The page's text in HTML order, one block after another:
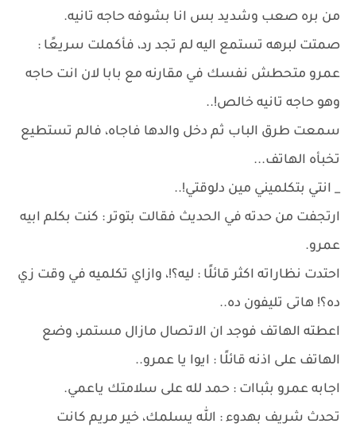
من بره صعب وشديد بس انا بشوفه حاجه تانيه.
صمتت لبرهه تستمع اليه لم تجد رد، فأكملت سريعًا :
عمرو متحطش نفسك في مقارنه مع بابا لان انت حاجه
وهو حاجه تانيه خالص!..
سمعت طرق الباب ثم دخل والدها فاجاه، فالم تستطيع
تخبأه الهاتف...
_ انتي بتكلميني مين دلوقتي!..
ارتجفت من حدته في الحديث فقالت بتوتر : كنت بكلم ابيه
عمرو.
احتدت نظاراته اكثر قائلًا : ليه؟!، وازاي تكلميه في وقت زي
ده؟! هاتى تليفون ده..
اعطته الهاتف فوجد ان الاتصال مازال مستمر، وضع
الهاتف على اذنه قائلًا : ايوا يا عمرو..
اجابه عمرو بثباات : حمد لله على سلامتك ياعمي.
تحدث شريف بهدوء : الله يسلمك، خير مريم كانت